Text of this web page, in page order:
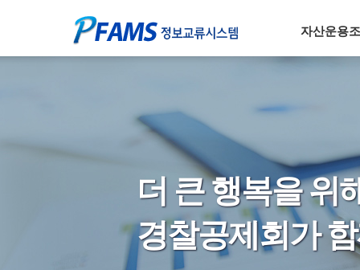
자산운용
더 큰 행복을 위
경찰공제회가